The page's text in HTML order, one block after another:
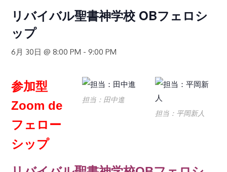
リバイバル聖書神学校 OBフェロシ
ップ
6月 30日 @ 8:00 PM -9:00 PM
担当：平岡新人
担当：田中進
参加型
Zoom de
フェロー
シップ